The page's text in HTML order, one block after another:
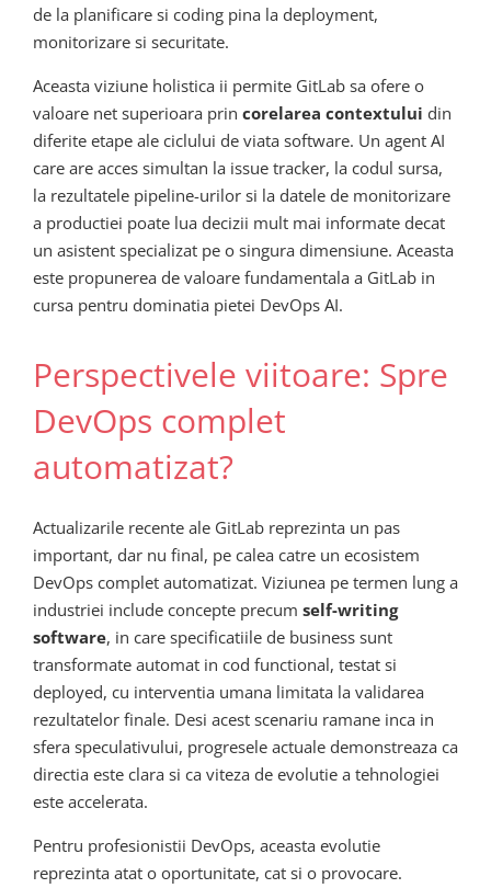
de la planificare si coding pina la deployment,
monitorizare si securitate.
Aceasta viziune holistica ii permite GitLab sa ofere o
valoare net superioara prin corelarea contextului din
diferite etape ale ciclului de viata software. Un agent AI
care are acces simultan la issue tracker, la codul sursa,
la rezultatele pipeline-urilor si la datele de monitorizare
a productiei poate lua decizii mult mai informate decat
un asistent specializat pe o singura dimensiune. Aceasta
este propunerea de valoare fundamentala a GitLab in
cursa pentru dominatia pietei DevOps AI.
Perspectivele viitoare: Spre
DevOps complet
automatizat?
Actualizarile recente ale GitLab reprezinta un pas
important, dar nu final, pe calea catre un ecosistem
DevOps complet automatizat. Viziunea pe termen lung a
industriei include concepte precum self-writing
software, in care specificatiile de business sunt
transformate automat in cod functional, testat si
deployed, cu interventia umana limitata la validarea
rezultatelor finale. Desi acest scenariu ramane inca in
sfera speculativului, progresele actuale demonstreaza ca
directia este clara si ca viteza de evolutie a tehnologiei
este accelerata.
Pentru profesionistii DevOps, aceasta evolutie
reprezinta atat o oportunitate, cat si o provocare.